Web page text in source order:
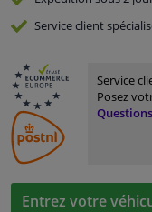
Serviceclient
Service
Posez
Entrez votre